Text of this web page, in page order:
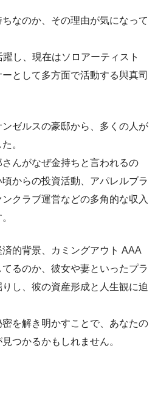
なのか、その理由が気になって
し、現在はソロアーティスト
として多方面で活動する與真司
ゼルスの豪邸から、多くの人が
。
んがなぜ金持ちと言われるの
からの投資活動、アパレルブラ
クラブ運営などの多角的な収入
的背景、カミングアウト AAA
るのか、彼女や妻といったプラ
し、彼の資産形成と人生観に迫
を解き明かすことで、あなたの
つかるかもしれません。